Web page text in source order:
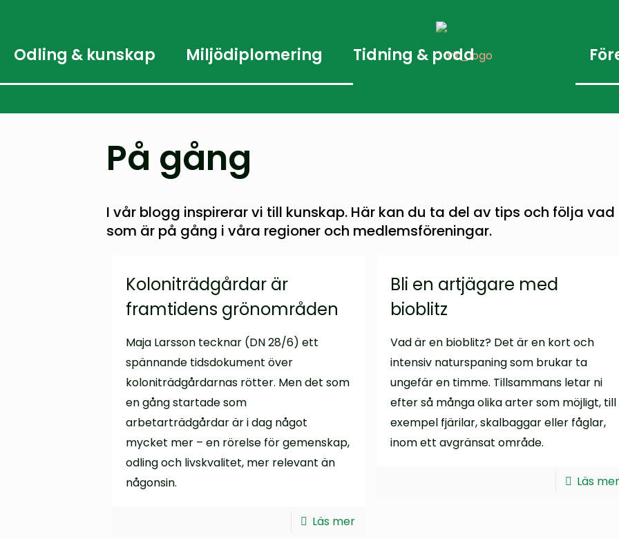
Odling & kunskap Miljödiplomering Tidning & podd
På gång
I vår blogg inspirerar vi till kunskap. Här kan du ta del av tips och följa vad
som är på gång i våra regioner och medlemsföreningar.
Koloniträdgårdar är
framtidens grönområden
Maja Larsson tecknar (DN 28/6) ett
spännande tidsdokument över
koloniträdgårdarnas rötter. Men det som
en gång startade som
arbetarträdgårdar är i dag något
mycket mer – en rörelse för gemenskap,
odling och livskvalitet, mer relevant än
någonsin.
Läs mer
Bli en artjägare med
bioblitz
Vad är en bioblitz? Det är en kort och
intensiv naturspaning som brukar ta
ungefär en timme. Tillsammans letar ni
efter så många olika arter som möjligt, till
exempel fjärilar, skalbaggar eller fåglar,
inom ett avgränsat område.
Läs